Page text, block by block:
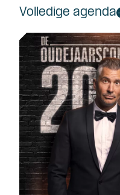
Volledige agenda